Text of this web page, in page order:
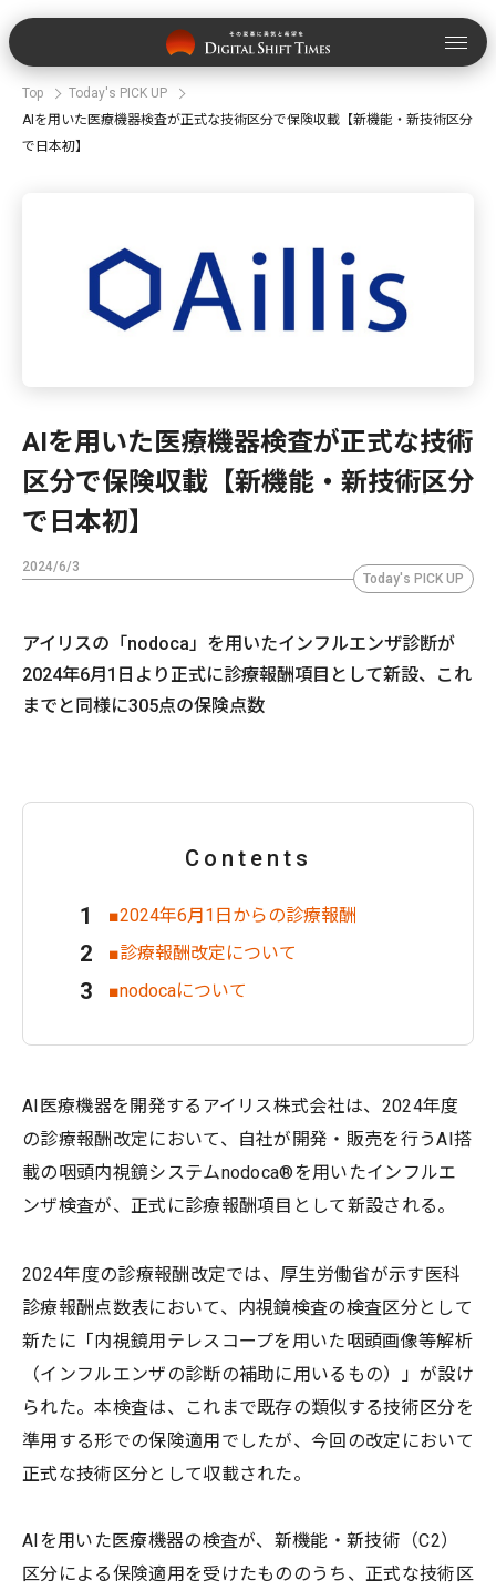
Top
Today's PICK UP
AIを用いた医療機器検査が正式な技術区分で保険収載【新機能・新技術区分
で日本初】
AIを用いた医療機器検査が正式な技術
区分で保険収載【新機能・新技術区分
で日本初】
2024/6/3
Today's PICK UP
アイリスの「nodoca」を用いたインフルエンザ診断が
2024年6月1日より正式に診療報酬項目として新設、これ
までと同様に305点の保険点数
Contents
■2024年6月1日からの診療報酬
■診療報酬改定について
■nodocaについて
AI医療機器を開発するアイリス株式会社は、2024年度
の診療報酬改定において、自社が開発・販売を行うAI搭
載の咽頭内視鏡システムnodoca®を用いたインフルエ
ンザ検査が、正式に診療報酬項目として新設される。
2024年度の診療報酬改定では、厚生労働省が示す医科
診療報酬点数表において、内視鏡検査の検査区分として
新たに「内視鏡用テレスコープを用いた咽頭画像等解析
（インフルエンザの診断の補助に用いるもの）」が設け
られた。本検査は、これまで既存の類似する技術区分を
準用する形での保険適用でしたが、今回の改定において
正式な技術区分として収載された。
AIを用いた医療機器の検査が、新機能・新技術（C2）
区分による保険適用を受けたもののうち、正式な技術区